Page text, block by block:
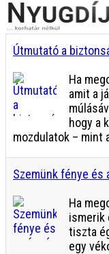
Útmutató a
Ha
amit a
hogy a
mozdulatok – mint
Szemünk fénye és
Ha
ismerik
tiszta
egy